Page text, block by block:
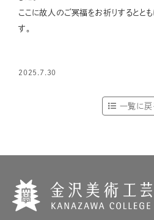
ここに故人のご冥福をお祈りするとと
す。
2025.7.30
一覧に戻